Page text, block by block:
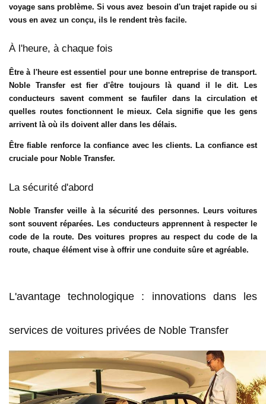
voyage sans problème. Si vous avez besoin d'un trajet rapide ou si
vous en avez un conçu, ils le rendent très facile.
À l'heure, à chaque fois
Être à l'heure est essentiel pour une bonne entreprise de transport.
Noble Transfer est fier d'être toujours là quand il le dit. Les
conducteurs savent comment se faufiler dans la circulation et
quelles routes fonctionnent le mieux. Cela signifie que les gens
arrivent là où ils doivent aller dans les délais.
Être fiable renforce la confiance avec les clients. La confiance est
cruciale pour Noble Transfer.
La sécurité d'abord
Noble Transfer veille à la sécurité des personnes. Leurs voitures
sont souvent réparées. Les conducteurs apprennent à respecter le
code de la route. Des voitures propres au respect du code de la
route, chaque élément vise à offrir une conduite sûre et agréable.
L'avantage technologique : innovations dans les
services de voitures privées de Noble Transfer